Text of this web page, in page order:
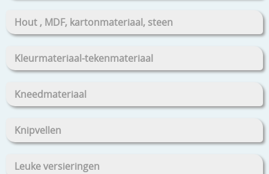
Hout , MDF, kartonmateriaal, steen
Kleurmateriaal-tekenmateriaal
Kneedmateriaal
Knipvellen
Leuke versieringen